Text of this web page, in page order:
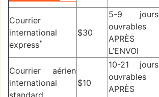
Courrier
international
express*
$30
5-9 jours
ouvrables
APRÈS
L’ENVOI
Courrier aérien
international
standard
$10
10-21 jours
ouvrables
APRÈS